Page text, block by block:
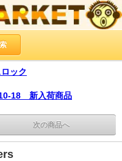
ック
18 新入荷商品
次の商品へ